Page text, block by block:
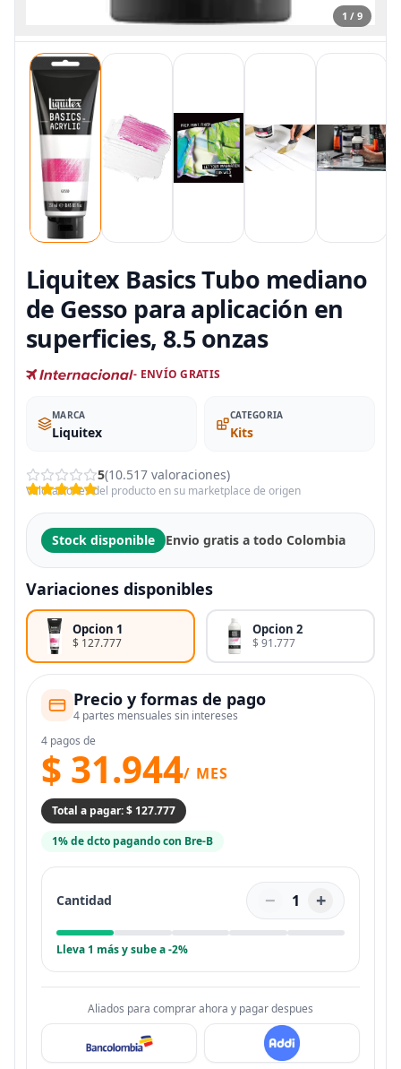
1 / 9
Liquitex Basics Tubo mediano
de Gesso para aplicación en
superficies, 8.5 onzas
- ENVÍO GRATIS
MARCA
Liquitex
CATEGORIA
Kits
5(10.517 valoraciones)
Valoraciones del producto en su marketplace de origen
Stock disponible Envio gratis a todo Colombia
Variaciones disponibles
Opcion 1
$ 127.777
Opcion 2
$ 91.777
Precio y formas de pago
4 partes mensuales sin intereses
4 pagos de
$ 31.944/ MES
Total a pagar: $ 127.777
1% de dcto pagando con Bre-B
Cantidad − 1 +
Lleva 1 más y sube a -2%
Aliados para comprar ahora y pagar despues